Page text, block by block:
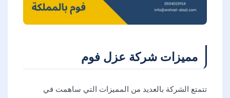
مميزات شركة عزل فوم
تتمتع الشركة بالعديد من المميزات التي ساهمت في